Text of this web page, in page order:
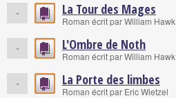
- La Tour des Mages
Roman écrit par William Hawk
- L'Ombre de Noth
Roman écrit par William Hawk
- La Porte des limbes
Roman écrit par Eric Wietzel